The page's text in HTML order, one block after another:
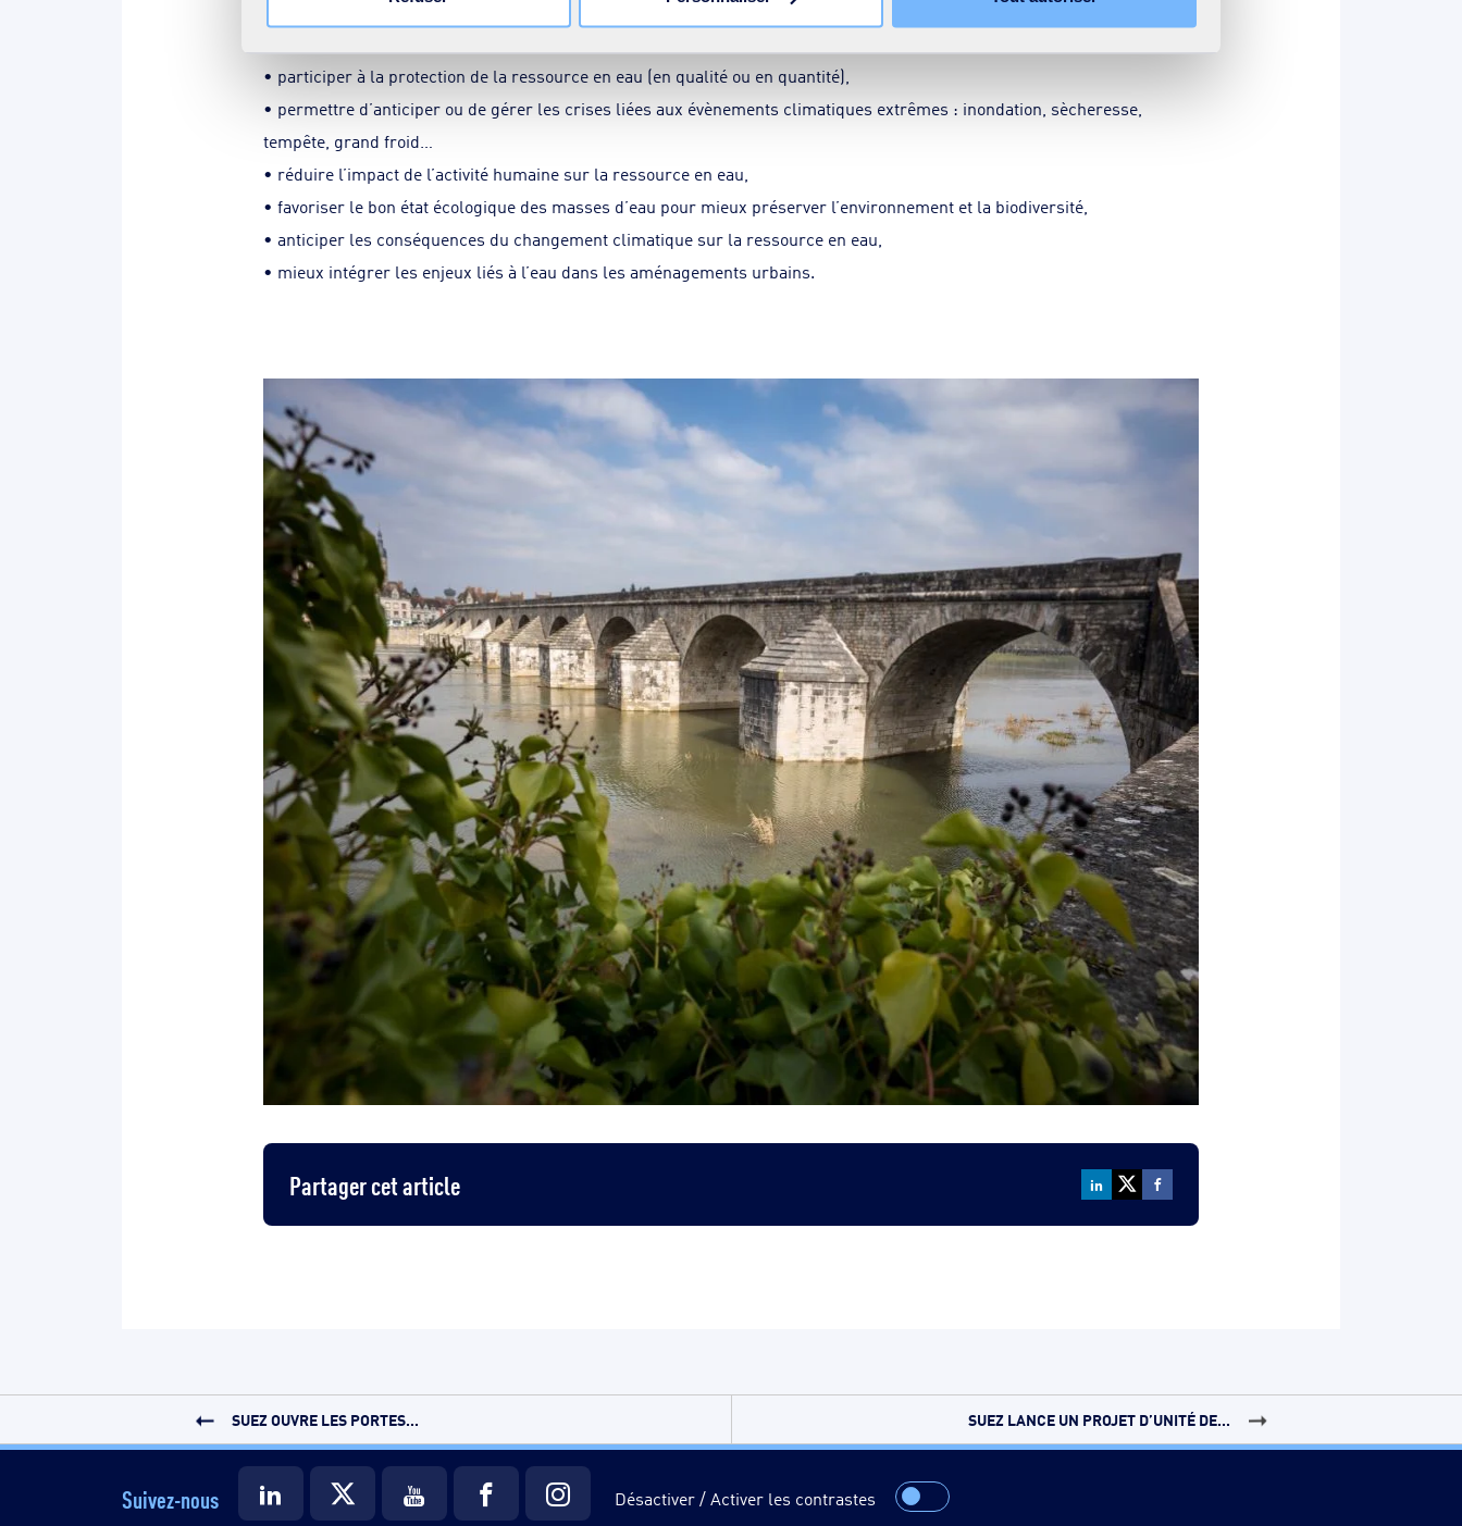
• participer à la protection de la ressource en eau (en qualité ou en quantité),
• permettre d’anticiper ou de gérer les crises liées aux évènements climatiques extrêmes : inondation, sècheresse,
tempête, grand froid…
• réduire l’impact de l’activité humaine sur la ressource en eau,
• favoriser le bon état écologique des masses d’eau pour mieux préserver l’environnement et la biodiversité,
• anticiper les conséquences du changement climatique sur la ressource en eau,
• mieux intégrer les enjeux liés à l’eau dans les aménagements urbains.
Partager cet article
SUEZ OUVRE LES PORTES... SUEZ LANCE UN PROJET D’UNITÉ DE...
Suivez-nous Désactiver / Activer les contrastes